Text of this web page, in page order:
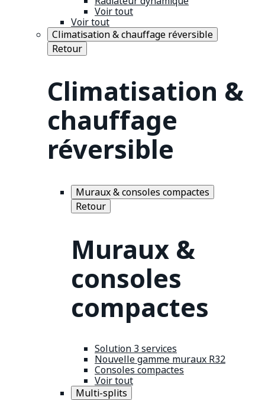
Voir tout
Voir tout
Climatisation & chauffage réversible
Retour
Climatisation &
chauffage
réversible
Muraux & consoles compactes
Retour
Muraux &
consoles
compactes
Solution 3 services
Nouvelle gamme muraux R32
Consoles compactes
Voir tout
Multi-splits